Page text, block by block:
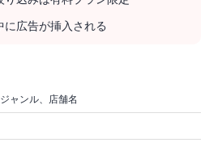
に広告が挿入される
ャンル、店舗名